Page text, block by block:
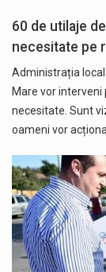
60 de utilaje
necesitate pe
Administrația
Mare vor interveni
necesitate. Sunt
oameni vor